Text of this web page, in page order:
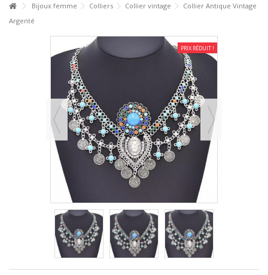
Bijoux femme Colliers Collier vintage
Collier Antique Vintage
Argenté
PRIX RÉDUIT !